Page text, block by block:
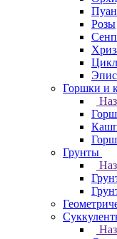
Розы
Горшки и
Грунты